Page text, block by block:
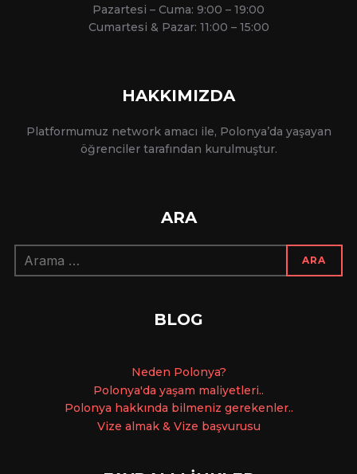
Pazartesi – Cuma: 9:00 – 19:00
Cumartesi & Pazar: 11:00 – 15:00
HAKKIMIZDA
Platformumuz network amacı ile, Polonya’da yaşayan
öğrenciler tarafından kurulmuştur.
ARA
Arama:
ARA
BLOG
Neden Polonya?
Polonya'da yaşam maliyetleri..
Polonya hakkında bilmeniz gerekenler..
Vize almak & Vize başvurusu